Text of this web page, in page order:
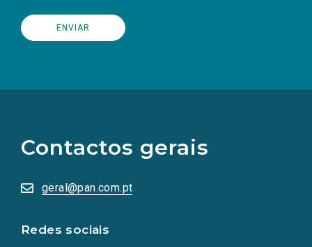
Contactos gerais
geral@pan.com.pt
Redes sociais
redes
sociais
numa
nova